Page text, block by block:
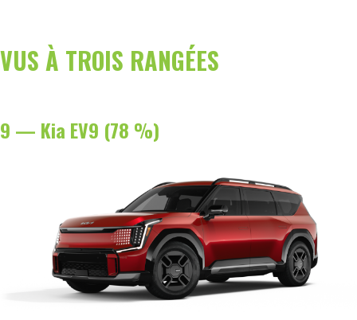
VUS À TROIS RANGÉES
9 — Kia EV9 (78 %)